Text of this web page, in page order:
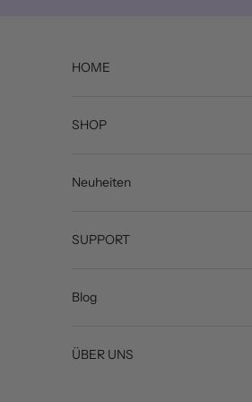
HOME
SHOP
Neuheiten
SUPPORT
Blog
ÜBER UNS